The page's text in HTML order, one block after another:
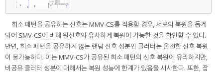
희소 패턴을 공유하는 신호는 MMV-CS를 적용할 경우, 서로의 복원을 돕게
되어 SMV-CS에 비해 원신호와 유사하게 복원이 가능한 것을 확인할 수 있다.
반면, 희소 패턴을 공유하지 않는 랜덤 신호 성분인 클러터는 온전한 신호 복원
이 불가능하다. 이는 MMV-CS가 공유된 희소 패턴의 신호 복원에 유리하지만,
비공유 클러터 성분에 대해서는 복원 성능에 한계가 있음을 시사한다. 또한, 잡